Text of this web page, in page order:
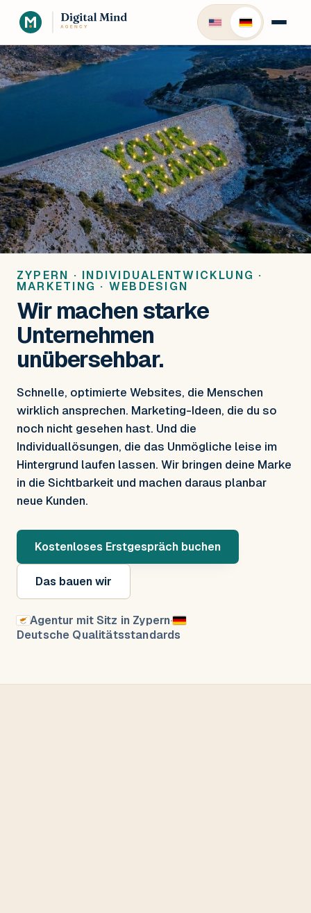
ZYPERN · INDIVIDUALENTWICKLUNG ·
MARKETING · WEBDESIGN
Wir machen starke
Unternehmen
unübersehbar.
Schnelle, optimierte Websites, die Menschen
wirklich ansprechen. Marketing-Ideen, die du so
noch nicht gesehen hast. Und die
Individuallösungen, die das Unmögliche leise im
Hintergrund laufen lassen. Wir bringen deine Marke
in die Sichtbarkeit und machen daraus planbar
neue Kunden.
Kostenloses Erstgespräch buchen
Das bauen wir
Agentur mit Sitz in Zypern·
Deutsche Qualitätsstandards